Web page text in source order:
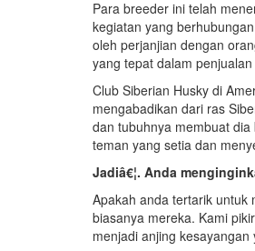
Para breeder ini telah
kegiatan yang
oleh perjanjian dengan
yang tepat dalam
Club Siberian Husky di
mengabadikan dari ras
dan tubuhnya membuat
teman yang setia dan
Jadiâ€¦. Anda
Apakah anda tertarik untuk
biasanya mereka. Kami
menjadi anjing